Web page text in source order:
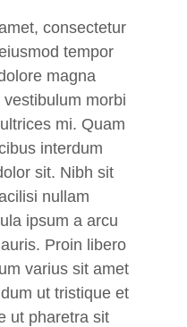
consectetur
tempor
magna
morbi
mi. Quam
interdum
sit. Nibh sit
nullam
ipsum a arcu
Proin libero
varius sit amet
ut tristique et
ut pharetra sit